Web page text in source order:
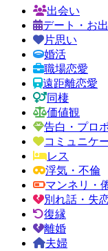
出会い
デート・お
片思い
婚活
職場恋愛
遠距離恋愛
同棲
価値観
告白・プロ
コミュニケ
レス
浮気・不倫
マンネリ・
別れ話・失
復縁
離婚
夫婦